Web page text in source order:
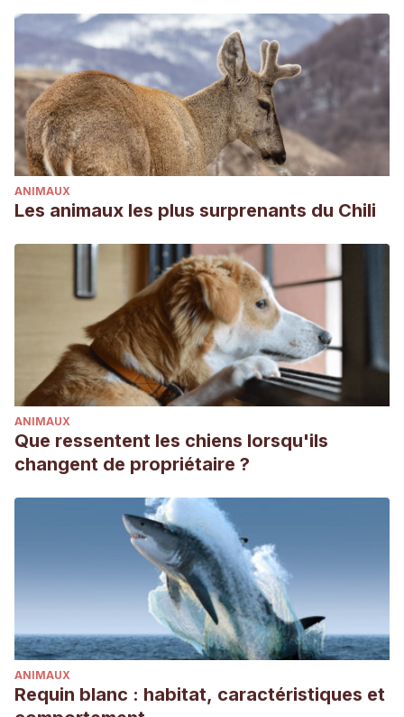
ANIMAUX
Les animaux les plus surprenants du Chili
ANIMAUX
Que ressentent les chiens lorsqu'ils
changent de propriétaire ?
ANIMAUX
Requin blanc : habitat, caractéristiques et